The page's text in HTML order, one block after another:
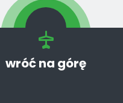
wróć na górę